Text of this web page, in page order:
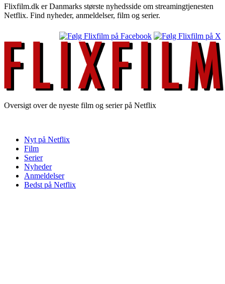
Flixfilm.dk er Danmarks største nyhedsside om streamingtjenesten
Netflix. Find nyheder, anmeldelser, film og serier.
Oversigt over de nyeste film og serier på Netflix
Nyt på Netflix
Film
Serier
Nyheder
Anmeldelser
Bedst på Netflix